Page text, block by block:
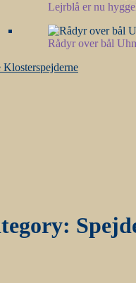
Lejrblå er nu
Rådyr over bål